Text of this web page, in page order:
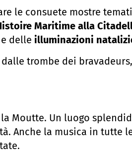
le consuete mostre
Maritime alla
delle illuminazioni
trombe dei
Moutte. Un luogo
Anche la musica in tutte